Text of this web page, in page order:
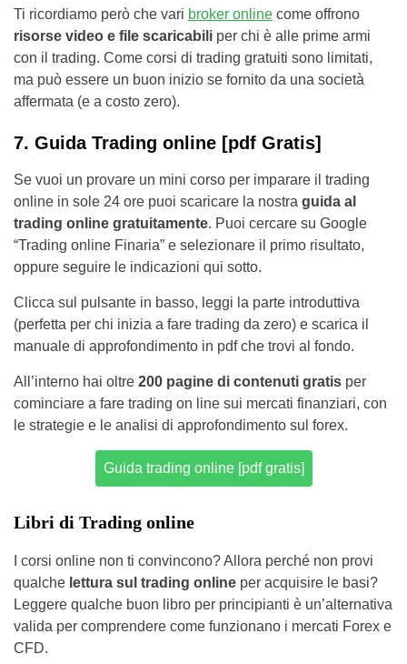
Ti ricordiamo però che vari broker online come offrono
risorse video e file scaricabili per chi è alle prime armi
con il trading. Come corsi di trading gratuiti sono limitati,
ma può essere un buon inizio se fornito da una società
affermata (e a costo zero).
7. Guida Trading online [pdf Gratis]
Se vuoi un provare un mini corso per imparare il trading
online in sole 24 ore puoi scaricare la nostra guida al
trading online gratuitamente. Puoi cercare su Google
“Trading online Finaria” e selezionare il primo risultato,
oppure seguire le indicazioni qui sotto.
Clicca sul pulsante in basso, leggi la parte introduttiva
(perfetta per chi inizia a fare trading da zero) e scarica il
manuale di approfondimento in pdf che trovi al fondo.
All’interno hai oltre 200 pagine di contenuti gratis per
cominciare a fare trading on line sui mercati finanziari, con
le strategie e le analisi di approfondimento sul forex.
Guida trading online [pdf gratis]
Libri di Trading online
I corsi online non ti convincono? Allora perché non provi
qualche lettura sul trading online per acquisire le basi?
Leggere qualche buon libro per principianti è un’alternativa
valida per comprendere come funzionano i mercati Forex e
CFD.